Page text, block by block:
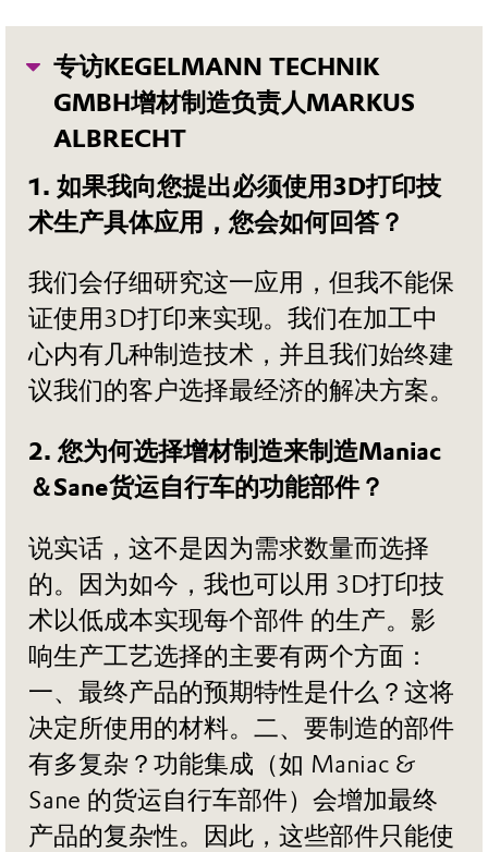
专访KEGELMANN TECHNIK
GMBH增材制造负责人MARKUS
ALBRECHT
1. 如果我向您提出必须使用3D打印技
术生产具体应用，您会如何回答？
我们会仔细研究这一应用，但我不能保
证使用3D打印来实现。我们在加工中
心内有几种制造技术，并且我们始终建
议我们的客户选择最经济的解决方案。
2. 您为何选择增材制造来制造Maniac
＆Sane货运自行车的功能部件？
说实话，这不是因为需求数量而选择
的。因为如今，我也可以用 3D打印技
术以低成本实现每个部件 的生产。影
响生产工艺选择的主要有两个方面：
一、最终产品的预期特性是什么？这将
决定所使用的材料。二、要制造的部件
有多复杂？功能集成（如 Maniac &
Sane 的货运自行车部件）会增加最终
产品的复杂性。因此，这些部件只能使